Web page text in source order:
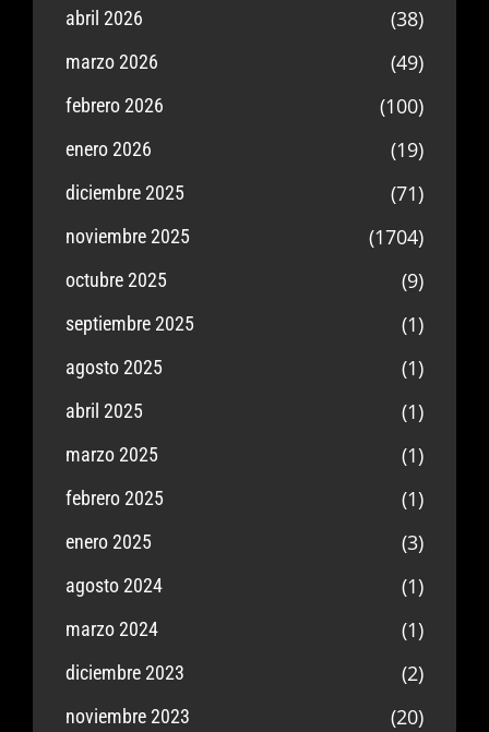
abril 2026 (38)
marzo 2026 (49)
febrero 2026 (100)
enero 2026 (19)
diciembre 2025 (71)
noviembre 2025 (1704)
octubre 2025 (9)
septiembre 2025 (1)
agosto 2025 (1)
abril 2025 (1)
marzo 2025 (1)
febrero 2025 (1)
enero 2025 (3)
agosto 2024 (1)
marzo 2024 (1)
diciembre 2023 (2)
noviembre 2023 (20)